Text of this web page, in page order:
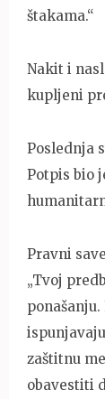
štakama.“
Nakit i
kupljeni
Poslednja
Potpis bio
Pravni
„Tvoj
zaštitnu
obavestiti